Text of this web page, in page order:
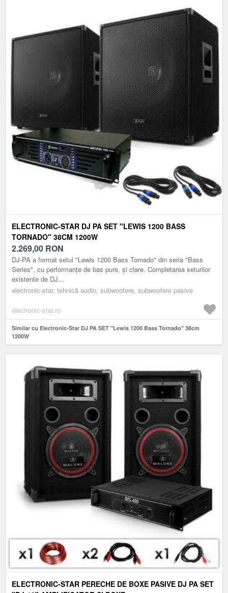
ELECTRONIC-STAR DJ PA SET "LEWIS 1200 BASS
TORNADO" 38CM 1200W
2.269,00 RON
DJ-PA a format setul "Lewis 1200 Bass Tornado" din seria "Bass
Series", cu performanțe de bas pure, și clare. Completarea seturilor
existente de DJ...
electronic-star, tehnică audio, subwoofere, subwoofere pasive
electronic-star.ro
Similar cu Electronic-Star DJ PA SET "Lewis 1200 Bass Tornado" 38cm
1200W
ELECTRONIC-STAR PERECHE DE BOXE PASIVE DJ PA SET